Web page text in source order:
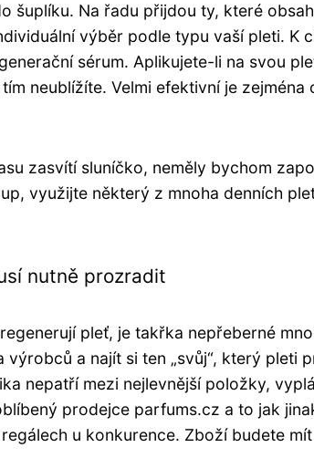
šuplíku. Na řadu přijdou ty, které
výběr podle typu vaší pleti. K
sérum. Aplikujete-li na svou
neublížíte. Velmi efektivní je
zasvítí sluníčko, neměly bychom
využijte některý z mnoha denních
nutně prozradit
pleť, je takřka nepřeberné
a najít si ten „svůj“, který pleti
nepatří mezi nejlevnější položky,
prodejce parfums.cz a to jak
u konkurence. Zboží budete